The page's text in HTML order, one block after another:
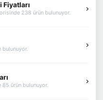
Fiyatları
238 ürün bulunuyor.
bulunuyor.
ürün bulunuyor.